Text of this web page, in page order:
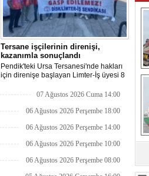
Tersane işçilerinin direnişi,
kazanımla sonuçlandı
Pendik'teki Ursa Tersanesi'nde hakları
için direnişe başlayan Limter-İş üyesi 8
arabulucu görüşmesinde tüm
Sendika, sözlerin tutulmaması halinde
07 Ağustos 2026 Cuma 14:00
06 Ağustos 2026 Perşembe 18:00
06 Ağustos 2026 Perşembe 14:00
06 Ağustos 2026 Perşembe 10:00
06 Ağustos 2026 Perşembe 08:00